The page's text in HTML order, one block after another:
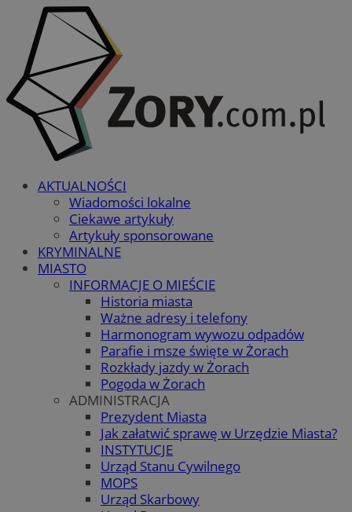
AKTUALNOŚCI
Wiadomości lokalne
Ciekawe artykuły
Artykuły sponsorowane
KRYMINALNE
MIASTO
INFORMACJE O MIEŚCIE
Historia miasta
Ważne adresy i telefony
Harmonogram wywozu odpadów
Parafie i msze święte w Żorach
Rozkłady jazdy w Żorach
Pogoda w Żorach
ADMINISTRACJA
Prezydent Miasta
Jak załatwić sprawę w Urzędzie Miasta?
INSTYTUCJE
Urząd Stanu Cywilnego
MOPS
Urząd Skarbowy